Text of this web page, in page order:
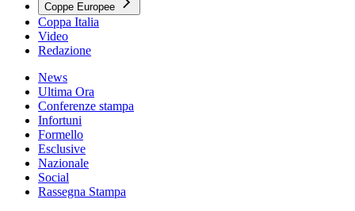
Coppe Europee
Coppa Italia
Video
Redazione
News
Ultima Ora
Conferenze stampa
Infortuni
Formello
Esclusive
Nazionale
Social
Rassegna Stampa